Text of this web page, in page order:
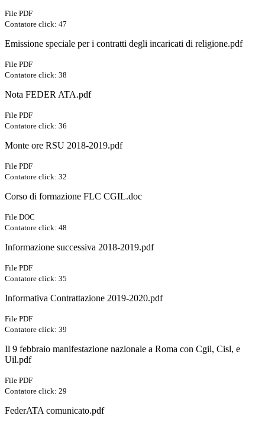
File PDF
Contatore click: 47
Emissione speciale per i contratti degli incaricati di religione.pdf
File PDF
Contatore click: 38
Nota FEDER ATA.pdf
File PDF
Contatore click: 36
Monte ore RSU 2018-2019.pdf
File PDF
Contatore click: 32
Corso di formazione FLC CGIL.doc
File DOC
Contatore click: 48
Informazione successiva 2018-2019.pdf
File PDF
Contatore click: 35
Informativa Contrattazione 2019-2020.pdf
File PDF
Contatore click: 39
Il 9 febbraio manifestazione nazionale a Roma con Cgil, Cisl, e
Uil.pdf
File PDF
Contatore click: 29
FederATA comunicato.pdf